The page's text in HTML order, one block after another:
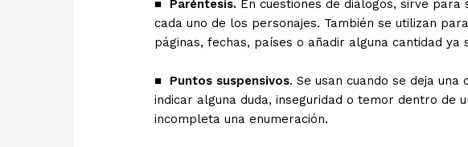
■ Paréntesis. En cuestiones de diálogos, sirve
cada uno de los personajes. También se utilizan
páginas, fechas, países o añadir alguna cantidad ya
■ Puntos suspensivos. Se usan cuando se deja
indicar alguna duda, inseguridad o temor dentro de
incompleta una enumeración.